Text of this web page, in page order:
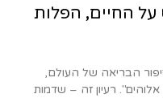
החיים, הפלות
הבריאה של העולם,
רעיון זה – שדמות